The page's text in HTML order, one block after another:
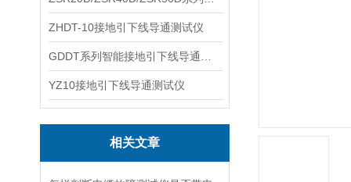
ZHDT-10接地引下线导通测试仪
YZ10接地引下线导通测试仪
相关文章